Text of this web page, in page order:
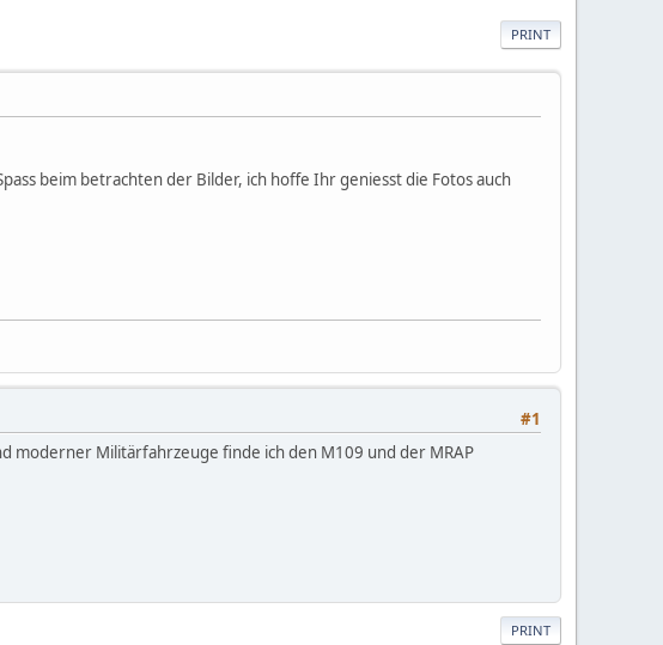
PRINT
beim betrachten der Bilder, ich hoffe Ihr geniesst die Fotos auch
#1
moderner Militärfahrzeuge finde ich den M109 und der MRAP
PRINT